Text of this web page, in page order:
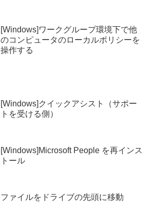
[Windows]ワークグループ環境下で他
のコンピュータのローカルポリシーを
操作する
[Windows]クイックアシスト（サポー
トを受ける側）
[Windows]Microsoft People を再インス
トール
ファイルをドライブの先頭に移動